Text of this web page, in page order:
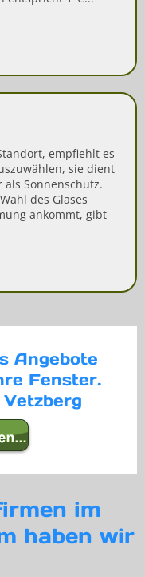
empfiehlt es
sie dient
als Sonnenschutz.
des Glases
ankommt, gibt
Angebote
Fenster.
im
haben wir